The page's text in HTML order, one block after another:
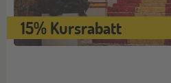
15% Kursrabatt